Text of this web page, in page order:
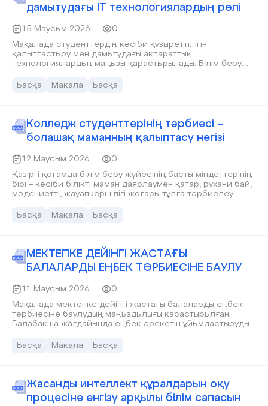
дамытудағы IT технологиялардың рөлі
15 Маусым 2026
0
Мақалада студенттердің кәсіби құзыреттілігін
қалыптастыру мен дамытудағы ақпараттық
технологиялардың маңызы қарастырылады. Білім беру
алушылардың теориялық білімін тәжірибемен ұштастыру,
Басқа Мақала Басқа
Колледж студенттерінің тәрбиесі –
болашақ маманның қалыптасу негізі
12 Маусым 2026
0
Қазіргі қоғамда білім беру жүйесінің басты міндеттерінің
бірі – кәсіби білікті маман даярлаумен қатар, рухани бай,
мәдениетті, жауапкершілігі жоғары тұлға тәрбиелеу.
Басқа Мақала Басқа
МЕКТЕПКЕ ДЕЙІНГІ ЖАСТАҒЫ
БАЛАЛАРДЫ ЕҢБЕК ТӘРБИЕСІНЕ БАУЛУ
11 Маусым 2026
0
Мақалада мектепке дейінгі жастағы балаларды еңбек
тәрбиесіне баулудың маңыздылығы қарастырылған.
Балабақша жағдайында еңбек әрекетін ұйымдастырудың
қолданылатын әдіс-тәсілдер сипатталады. Балалардың
Басқа Мақала Басқа
Жасанды интеллект құралдарын оқу
процесіне енгізу арқылы білім сапасын